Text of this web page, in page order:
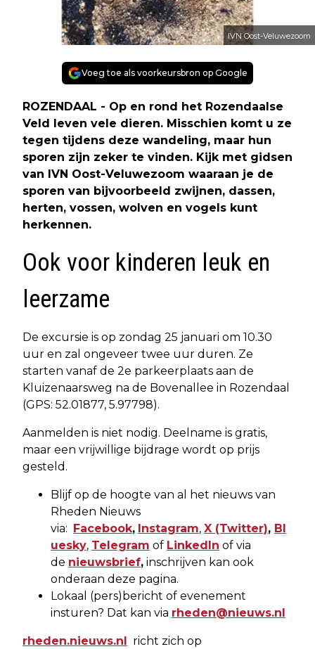
IVN Oost-Veluwezoom
Voeg toe als voorkeursbron op Google
ROZENDAAL - Op en rond het Rozendaalse
Veld leven vele dieren. Misschien komt u ze
tegen tijdens deze wandeling, maar hun
sporen zijn zeker te vinden. Kijk met gidsen
van IVN Oost-Veluwezoom waaraan je de
sporen van bijvoorbeeld zwijnen, dassen,
herten, vossen, wolven en vogels kunt
herkennen.
Ook voor kinderen leuk en
leerzame
De excursie is op zondag 25 januari om 10.30
uur en zal ongeveer twee uur duren. Ze
starten vanaf de 2e parkeerplaats aan de
Kluizenaarsweg na de Bovenallee in Rozendaal
(GPS: 52.01877, 5.97798).
Aanmelden is niet nodig. Deelname is gratis,
maar een vrijwillige bijdrage wordt op prijs
gesteld.
Blijf op de hoogte van al het nieuws van
Rheden Nieuws
via: Facebook, Instagram, X (Twitter), Bl
uesky, Telegram of LinkedIn of via
de nieuwsbrief, inschrijven kan ook
onderaan deze pagina.
Lokaal (pers)bericht of evenement
insturen? Dat kan via rheden@nieuws.nl
rheden.nieuws.nl richt zich op